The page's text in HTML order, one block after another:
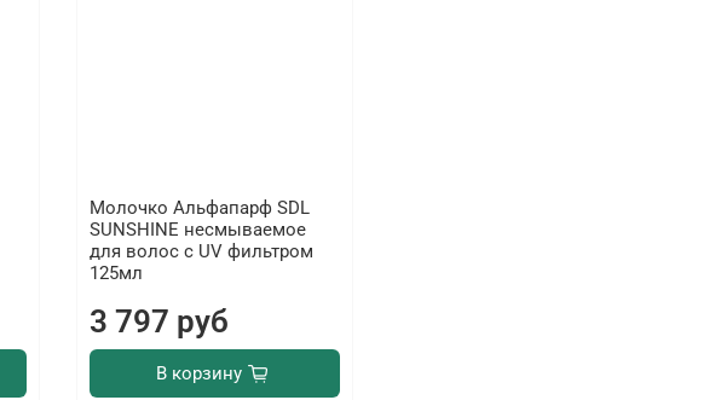
Молочко Альфапарф SDL
SUNSHINE несмываемое
для волос с UV фильтром
125мл
3 797 руб
В корзину